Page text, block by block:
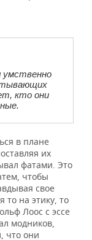
умственно
кто они
в плане
их
фатами. Это
чтобы
свое
то на этику, то
Лоос с эссе
модников,
что они